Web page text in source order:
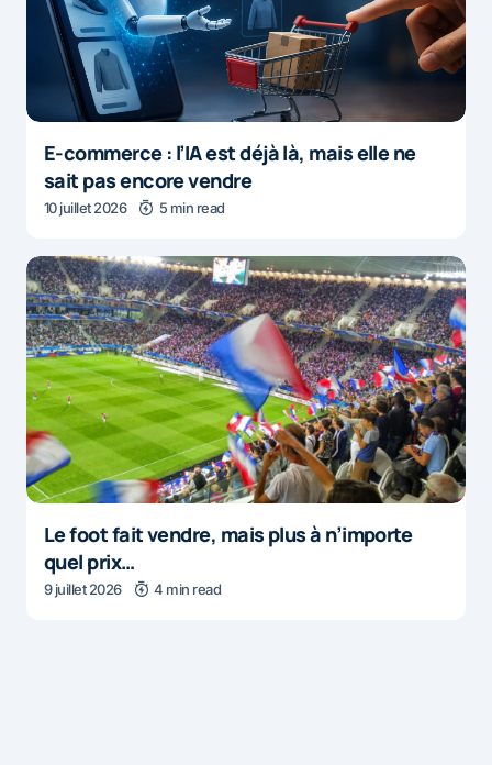
E-commerce : l’IA est déjà là, mais elle ne
sait pas encore vendre
10 juillet 2026 5 min read
Le foot fait vendre, mais plus à n’importe
quel prix…
9 juillet 2026 4 min read